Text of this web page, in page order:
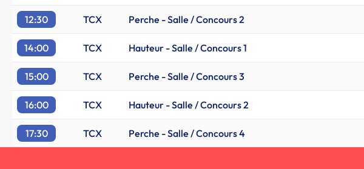
12:30 TCX Perche - Salle / Concours 2
14:00 TCX Hauteur - Salle / Concours 1
15:00 TCX Perche - Salle / Concours 3
16:00 TCX Hauteur - Salle / Concours 2
17:30 TCX Perche - Salle / Concours 4